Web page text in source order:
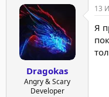
Dragokas
Angry & Scary
Developer
13
Я